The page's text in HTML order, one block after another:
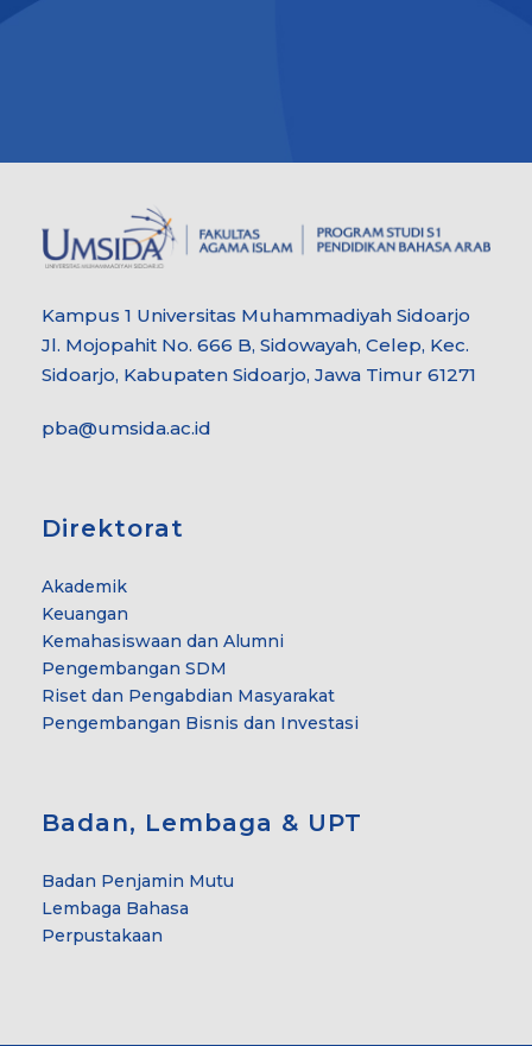
Kampus 1 Universitas Muhammadiyah Sidoarjo
Jl. Mojopahit No. 666 B, Sidowayah, Celep, Kec.
Sidoarjo, Kabupaten Sidoarjo, Jawa Timur 61271
pba@umsida.ac.id
Direktorat
Akademik
Keuangan
Kemahasiswaan dan Alumni
Pengembangan SDM
Riset dan Pengabdian Masyarakat
Pengembangan Bisnis dan Investasi
Badan, Lembaga & UPT
Badan Penjamin Mutu
Lembaga Bahasa
Perpustakaan